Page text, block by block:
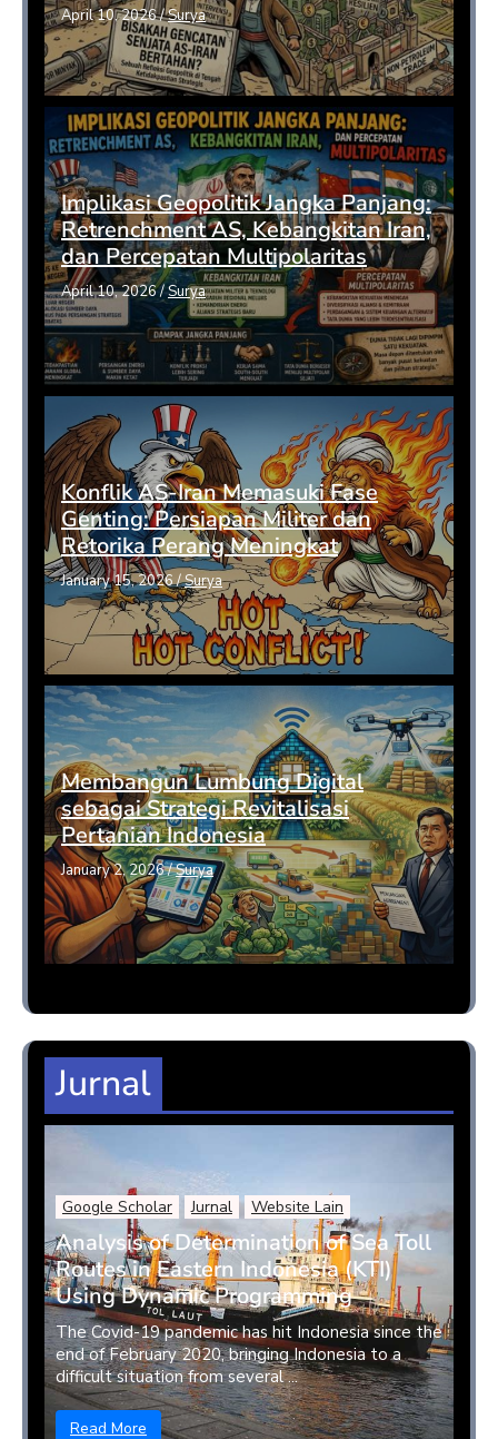
April 10, 2026/Surya
Implikasi Geopolitik Jangka Panjang:
Retrenchment AS, Kebangkitan Iran,
dan Percepatan Multipolaritas
April 10, 2026/Surya
Konflik AS-Iran Memasuki Fase
Genting: Persiapan Militer dan
Retorika Perang Meningkat
January 15, 2026/Surya
Membangun Lumbung Digital
sebagai Strategi Revitalisasi
Pertanian Indonesia
January 2, 2026/Surya
Jurnal
Google Scholar Jurnal Website Lain
Analysis of Determination of Sea Toll
Routes in Eastern Indonesia (KTI)
Using Dynamic Programming
The Covid-19 pandemic has hit Indonesia since the
end of February 2020, bringing Indonesia to a
difficult situation from several ...
Read More